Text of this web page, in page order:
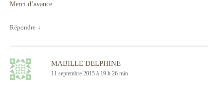
Merci d’avance…
Répondre ↓
MABILLE DELPHINE
11 septembre 2015 à 19 h 26 min